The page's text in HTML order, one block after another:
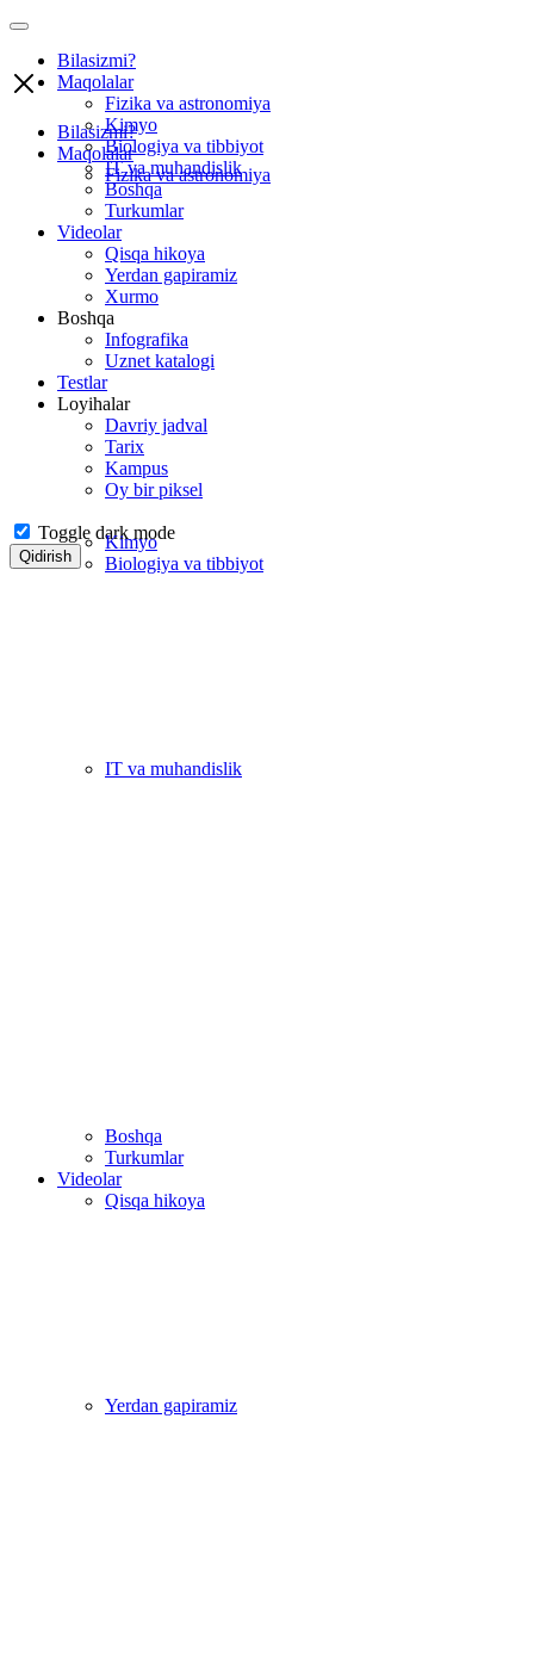
Bilasizmi?
Maqolalar
Fizika va astronomiya
Kimyo
Biologiya va tibbiyot
IT va muhandislik
Boshqa
Turkumlar
Videolar
Qisqa hikoya
Yerdan gapiramiz
Xurmo
Boshqa
Infografika
Uznet katalogi
Testlar
Loyihalar
Davriy jadval
Tarix
Kampus
Oy bir piksel
Toggle dark mode
Qidirish
Bilasizmi?
Maqolalar
Fizika va astronomiya
Kimyo
Biologiya va tibbiyot
IT va muhandislik
Boshqa
Turkumlar
Videolar
Qisqa hikoya
Yerdan gapiramiz